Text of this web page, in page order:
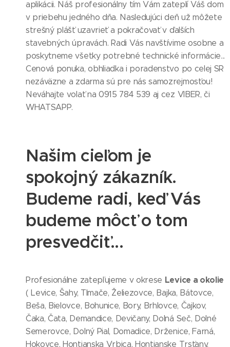
aplikácii. Náš profesionálny tím Vám zateplí Váš dom
v priebehu jedného dňa. Nasledujúci deň už môžete
strešný plášť uzavrieť a pokračovať v ďalších
stavebných úpravách. Radi Vás navštívime osobne a
poskytneme všetky potrebné technické informácie...
Cenová ponuka, obhliadka i poradenstvo po celej SR
nezáväzne a zdarma sú pre nás samozrejmosťou!
Neváhajte volať na 0915 784 539 aj cez VIBER, či
WHATSAPP.
Našim cieľom je
spokojný zákazník.
Budeme radi, keď Vás
budeme môcť o tom
presvedčiť...
Profesionálne zatepľujeme v okrese Levice a okolie
( Levice, Šahy, Tlmače, Želiezovce, Bajka, Bátovce,
Beša, Bielovce, Bohunice, Bory, Brhlovce, Čajkov,
Čaka, Čata, Demandice, Devičany, Dolná Seč, Dolné
Semerovce, Dolný Pial, Domadice, Drženice, Farná,
Hokovce, Hontianska Vrbica, Hontianske Trsťany,